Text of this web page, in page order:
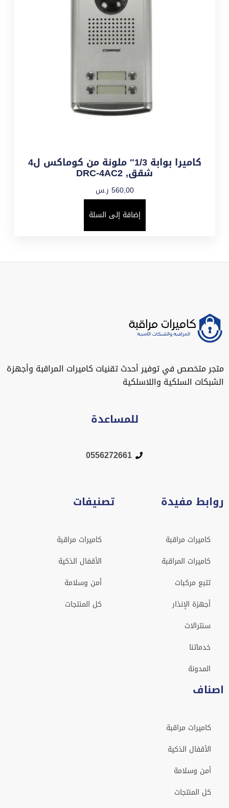
كاميرا بوابة 1/3″ ملونة من كوماكس ل4
شقق, DRC-4AC2
560,00 ر.س
إضافة إلى السلة
متجر متخصص في توفير أحدث تقنيات كاميرات المراقبة وأجهزة
الشبكات السلكية واللاسلكية
للمساعدة
0556272661
روابط مفيدة
كاميرات مراقبة
كاميرات المراقبة
تتبع مركبات
أجهزة الإنذار
سنترالات
خدماتنا
المدونة
تصنيفات
كاميرات مراقبة
الأقفال الذكية
أمن وسلامة
كل المنتجات
اصناف
كاميرات مراقبة
الأقفال الذكية
أمن وسلامة
كل المنتجات